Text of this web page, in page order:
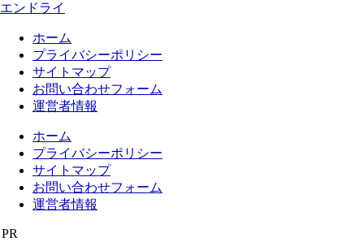
エンドライ
ホーム
プライバシーポリシー
サイトマップ
お問い合わせフォーム
運営者情報
ホーム
プライバシーポリシー
サイトマップ
お問い合わせフォーム
運営者情報
PR